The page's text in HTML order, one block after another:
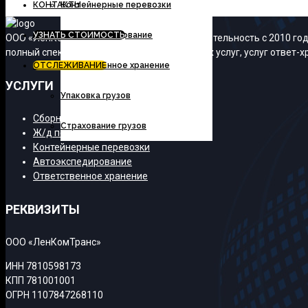
Контейнерные перевозки
Автоэкспедирование
Ответственное хранение
Упаковка грузов
Страхование грузов
КОНТАКТЫ
УЗНАТЬ СТОИМОСТЬ
ОТСЛЕЖИВАНИЕ
ООО «ЛенКомТранс» осуществляет свою деятельность с 2010
полный спектр транспортно-экспедиционных услуг, услуг ответ-
УСЛУГИ
Сборные грузы
Ж/д перевозки
Контейнерные перевозки
Автоэкспедирование
Ответственное хранение
РЕКВИЗИТЫ
ООО «ЛенКомТранс»
ИНН 7810598173
КПП 781001001
ОГРН 1107847268110